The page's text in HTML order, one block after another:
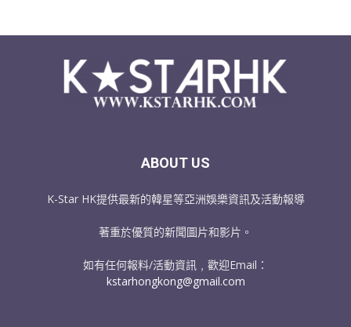
ABOUT US
K-Star HK提供最新的韓星等亞洲娛樂資訊及活動報導
著重於優質的新聞圖片和影片。
如有任何報料/活動資訊﹐歡迎Email：
kstarhongkong@gmail.com